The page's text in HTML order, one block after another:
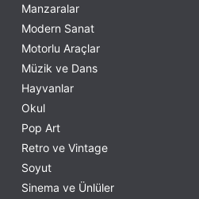
Manzaralar
Modern Sanat
Motorlu Araçlar
Müzik ve Dans
Hayvanlar
Okul
Pop Art
Retro ve Vintage
Soyut
Sinema ve Ünlüler